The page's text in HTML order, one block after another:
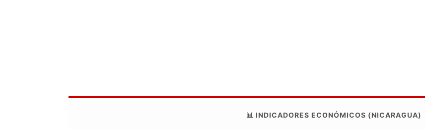
📊 INDICADORES ECONÓMICOS (NICARAGUA)